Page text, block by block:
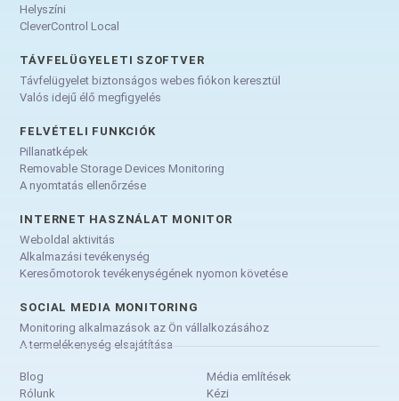
Helyszíni
CleverControl Local
TÁVFELÜGYELETI SZOFTVER
Távfelügyelet biztonságos webes fiókon keresztül
Valós idejű élő megfigyelés
FELVÉTELI FUNKCIÓK
Pillanatképek
Removable Storage Devices Monitoring
A nyomtatás ellenőrzése
INTERNET HASZNÁLAT MONITOR
Weboldal aktivitás
Alkalmazási tevékenység
Keresőmotorok tevékenységének nyomon követése
SOCIAL MEDIA MONITORING
Monitoring alkalmazások az Ön vállalkozásához
A termelékenység elsajátítása
Blog
Rólunk
Média említések
Kézi